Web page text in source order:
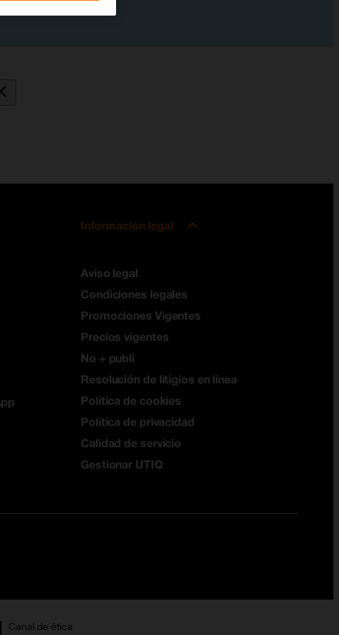
Información legal
Aviso legal
Condiciones legales
Promociones Vigentes
Precios vigentes
No + publi
Resolución de litigios en línea
Política de cookies
Política de privacidad
Calidad de servicio
Gestionar UTIQ
Canal de ética